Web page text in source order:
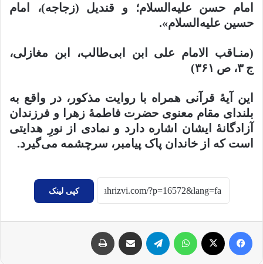
امام حسن علیه‌السلام؛ و قندیل (زجاجه)، امام
حسین علیه‌السلام».
(منـاقب الامام علی ابن ابی‌طالب، ابن مغازلی،
ج ۳، ص ۳۶۱)
این آیهٔ قرآنی همراه با روایت مذکور، در واقع به
بلندای مقام معنوی حضرت فاطمهٔ زهرا و فرزندان
آزادگانهٔ ایشان اشاره دارد و نمادی از نورِ هدایتی
است که از خاندان پاک پیامبر، سرچشمه می‌گیرد.
کپی لینک